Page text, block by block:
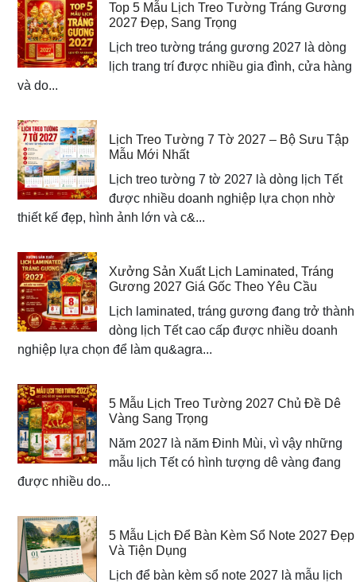
Top 5 Mẫu Lịch Treo Tường Tráng Gương
2027 Đẹp, Sang Trọng
Lịch treo tường tráng gương 2027 là dòng
lịch trang trí được nhiều gia đình, cửa hàng
và do...
Lịch Treo Tường 7 Tờ 2027 – Bộ Sưu Tập
Mẫu Mới Nhất
Lịch treo tường 7 tờ 2027 là dòng lịch Tết
được nhiều doanh nghiệp lựa chọn nhờ
thiết kế đẹp, hình ảnh lớn và c&...
Xưởng Sản Xuất Lịch Laminated, Tráng
Gương 2027 Giá Gốc Theo Yêu Cầu
Lịch laminated, tráng gương đang trở thành
dòng lịch Tết cao cấp được nhiều doanh
nghiệp lựa chọn để làm qu&agra...
5 Mẫu Lịch Treo Tường 2027 Chủ Đề Dê
Vàng Sang Trọng
Năm 2027 là năm Đinh Mùi, vì vậy những
mẫu lịch Tết có hình tượng dê vàng đang
được nhiều do...
5 Mẫu Lịch Để Bàn Kèm Sổ Note 2027 Đẹp
Và Tiện Dụng
Lịch để bàn kèm sổ note 2027 là mẫu lịch